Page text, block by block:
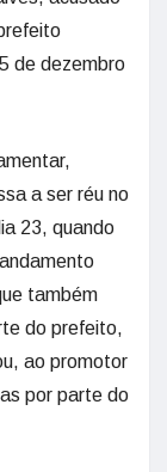
de dezembro
a ser réu no
23, quando
também
do prefeito,
ao promotor
por parte do